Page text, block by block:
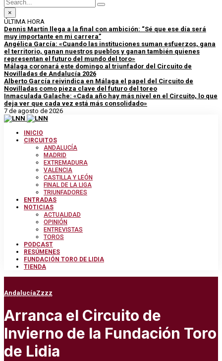
×
ÚLTIMA HORA
Dennis Martín llega a la final con ambición: “Sé que ese día será
muy importante en mi carrera”
Angélica García: «Cuando las instituciones suman esfuerzos, gana
el territorio, ganan nuestros pueblos y ganan también quienes
representan el futuro del mundo del toro»
Málaga coronará este domingo al triunfador del Circuito de
Novilladas de Andalucía 2026
Alberto García reivindica en Málaga el papel del Circuito de
Novilladas como pieza clave del futuro del toreo
Inmaculada Galache: «Cada año hay más nivel en el Circuito, lo que
deja ver que cada vez está más consolidado»
7 de agosto de 2026
INICIO
CIRCUITOS
ANDALUCÍA
MADRID
EXTREMADURA
VALENCIA
CASTILLA Y LEÓN
FINAL DE LA LIGA
TRIUNFADORES
ENTRADAS
NOTICIAS
ACTUALIDAD
OPINIÓN
ENTREVISTAS
TOROS
PODCAST
RESÚMENES
FUNDACIÓN TORO DE LIDIA
TIENDA
AndalucíaZzzz
Arranca el Circuito de
Invierno de la Fundación Toro
de Lidia